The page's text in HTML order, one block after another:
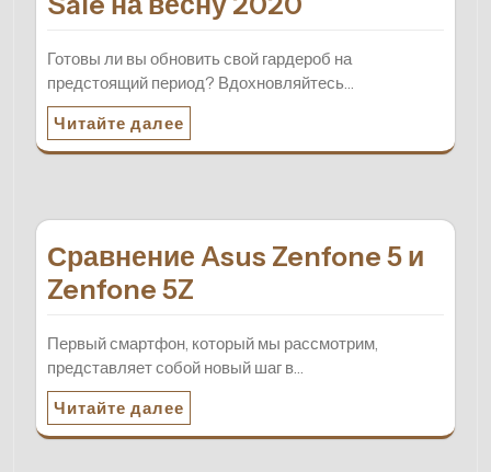
Готовы ли вы обновить свой гардероб на
предстоящий период? Вдохновляйтесь…
Читайте далее
Сравнение Asus Zenfone 5 и
Zenfone 5Z
Первый смартфон, который мы рассмотрим,
представляет собой новый шаг в…
Читайте далее